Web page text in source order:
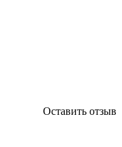
Оставить отзыв